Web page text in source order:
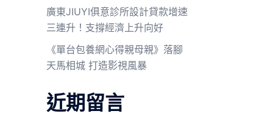
廣東JIUYI俱意診所設計貸款增速
三連升！支撐經濟上升向好
《單台包養網心得親母親》落腳
天馬相城 打造影視風暴
近期留言